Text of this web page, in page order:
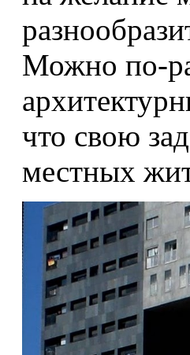
Можно по-
что свою
местных